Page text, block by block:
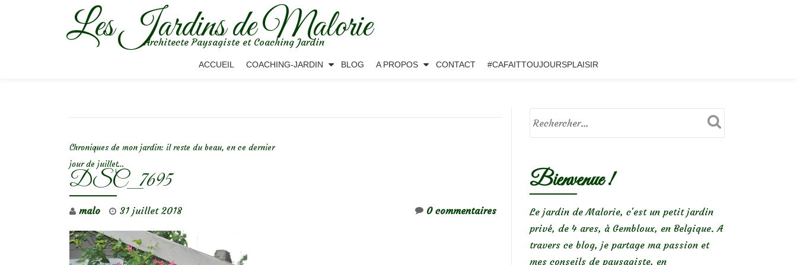
Les Jardins de Malorie
Architecte Paysagiste et Coaching Jardin
ACCUEIL COACHING-JARDIN BLOG A PROPOS CONTACT #CAFAITTOUJOURSPLAISIR
Chroniques de mon jardin: il reste du beau, en ce dernier
jour de juillet…
DSC_7695
malo 31 juillet 2018 0 commentaires
Bienvenue !
Le jardin de Malorie, c'est un petit jardin
privé, de 4 ares, à Gembloux, en Belgique. A
travers ce blog, je partage ma passion et
mes conseils de paysagiste, en